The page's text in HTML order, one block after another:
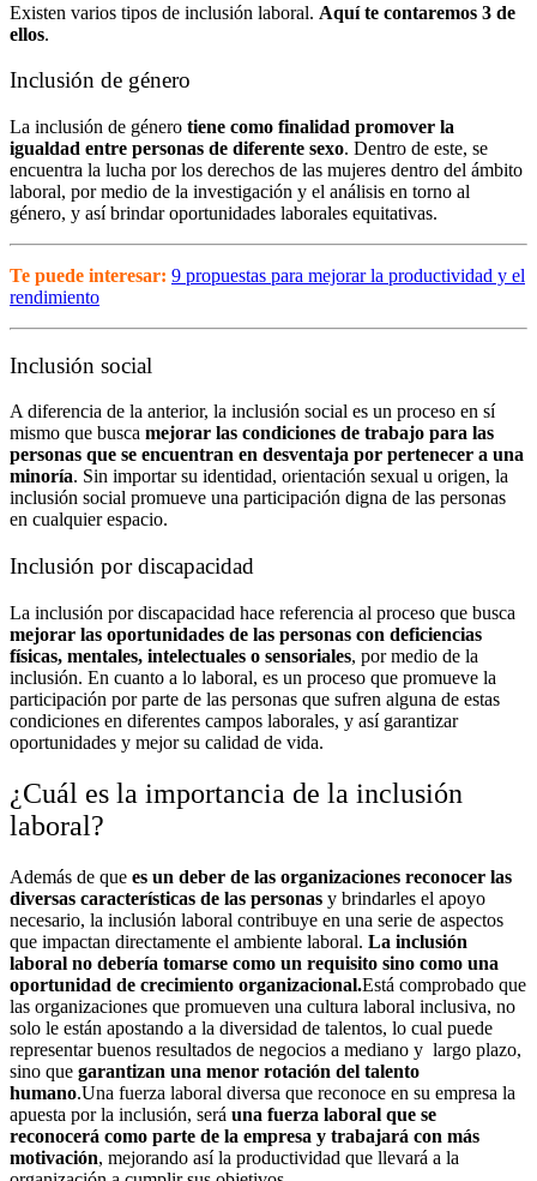
Existen varios tipos de inclusión laboral. Aquí te contaremos 3 de
ellos.
Inclusión de género
La inclusión de género tiene como finalidad promover la
igualdad entre personas de diferente sexo. Dentro de este, se
encuentra la lucha por los derechos de las mujeres dentro del ámbito
laboral, por medio de la investigación y el análisis en torno al
género, y así brindar oportunidades laborales equitativas.
Te puede interesar: 9 propuestas para mejorar la productividad y el
rendimiento
Inclusión social
A diferencia de la anterior, la inclusión social es un proceso en sí
mismo que busca mejorar las condiciones de trabajo para las
personas que se encuentran en desventaja por pertenecer a una
minoría. Sin importar su identidad, orientación sexual u origen, la
inclusión social promueve una participación digna de las personas
en cualquier espacio.
Inclusión por discapacidad
La inclusión por discapacidad hace referencia al proceso que busca
mejorar las oportunidades de las personas con deficiencias
físicas, mentales, intelectuales o sensoriales, por medio de la
inclusión. En cuanto a lo laboral, es un proceso que promueve la
participación por parte de las personas que sufren alguna de estas
condiciones en diferentes campos laborales, y así garantizar
oportunidades y mejor su calidad de vida.
¿Cuál es la importancia de la inclusión
laboral?
Además de que es un deber de las organizaciones reconocer las
diversas características de las personas y brindarles el apoyo
necesario, la inclusión laboral contribuye en una serie de aspectos
que impactan directamente el ambiente laboral. La inclusión
laboral no debería tomarse como un requisito sino como una
oportunidad de crecimiento organizacional.Está comprobado que
las organizaciones que promueven una cultura laboral inclusiva, no
solo le están apostando a la diversidad de talentos, lo cual puede
representar buenos resultados de negocios a mediano y largo plazo,
sino que garantizan una menor rotación del talento
humano.Una fuerza laboral diversa que reconoce en su empresa la
apuesta por la inclusión, será una fuerza laboral que se
reconocerá como parte de la empresa y trabajará con más
motivación, mejorando así la productividad que llevará a la